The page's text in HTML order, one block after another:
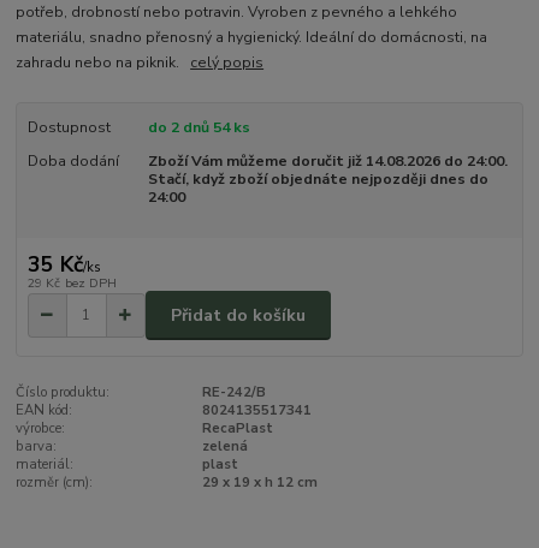
potřeb, drobností nebo potravin. Vyroben z pevného a lehkého
materiálu, snadno přenosný a hygienický. Ideální do domácnosti, na
zahradu nebo na piknik. celý popis
Dostupnost
do 2 dnů 54 ks
Doba dodání
Zboží Vám můžeme doručit již 14.08.2026 do 24:00.
Stačí, když zboží objednáte nejpozději dnes do
24:00
35 Kč/ks
29 Kč bez DPH
Přidat do košíku
Číslo produktu:
RE-242/B
EAN kód:
8024135517341
výrobce:
RecaPlast
barva:
zelená
materiál:
plast
rozměr (cm):
29 x 19 x h 12 cm